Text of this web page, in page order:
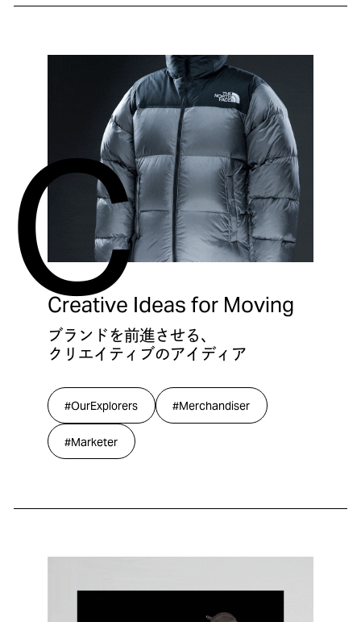
C
Creative Ideas for Moving
ブランドを前進させる、
クリエイティブのアイディア
#OurExplorers #Merchandiser
#Marketer